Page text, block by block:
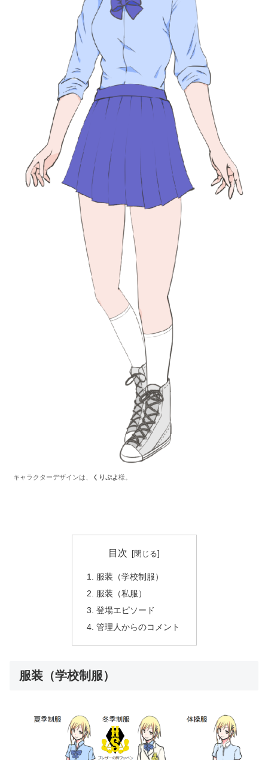
キャラクターデザインは、 くりぷよ様。
目次
服装（学校制服）
服装（私服）
登場エピソード
管理人からのコメント
服装（学校制服）